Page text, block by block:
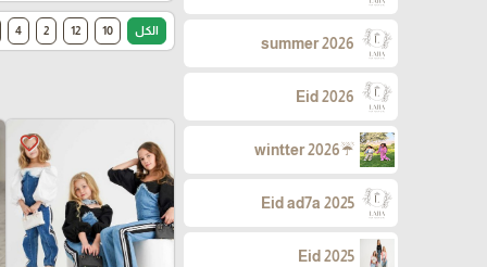
summer 2026
Eid 2026
☔wintter 2026
Eid ad7a 2025
Eid 2025
الكل 10
12
2
4
favorite_border